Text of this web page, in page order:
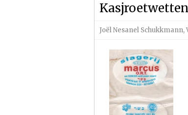
Kasjroetwetten
Joël Nesanel Schukkmann,